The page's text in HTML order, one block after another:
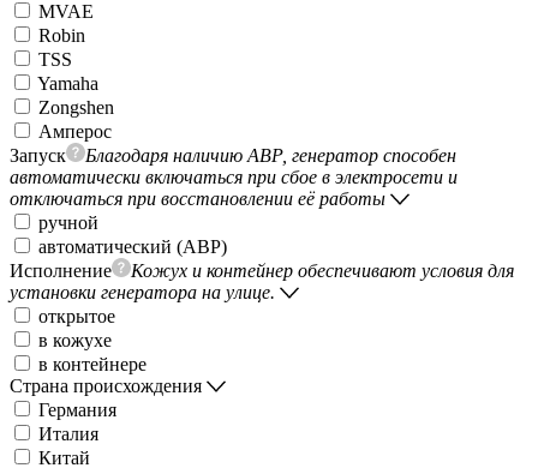
MVAE
Robin
TSS
Yamaha
Zongshen
Амперос
Запуск
Благодаря наличию АВР, генератор способен
автоматически включаться при сбое в электросети и
отключаться при восстановлении её работы
ручной
автоматический (АВР)
Исполнение
Кожух и контейнер обеспечивают условия для
установки генератора на улице.
открытое
в кожухе
в контейнере
Страна происхождения
Германия
Италия
Китай